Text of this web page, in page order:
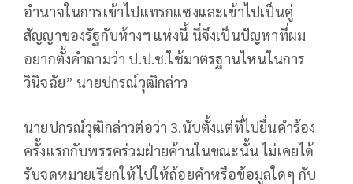
อำนาจในการเข้าไปแทรกแซงและเข้าไปเป็นคู่
สัญญาของรัฐกับห้างฯ แห่งนี้ นี่จึงเป็นปัญหาที่ผม
อยากตั้งคำถามว่า ป.ป.ช.ใช้มาตรฐานไหนในการ
วินิจฉัย” นายปกรณ์วุฒิกล่าว
นายปกรณ์วุฒิกล่าวต่อว่า 3.นับตั้งแต่ที่ไปยื่นคำร้อง
ครั้งแรกกับพรรคร่วมฝ่ายค้านในขณะนั้น ไม่เคยได้
รับจดหมายเรียกให้ไปให้ถ้อยคำหรือข้อมูลใดๆ กับ